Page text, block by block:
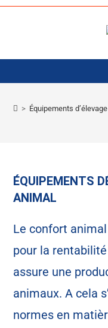
Skip
> Équipements d’élevage
ÉQUIPEMENTS
ANIMAL
Le confort
pour la
assure une
animaux. A cela
normes en